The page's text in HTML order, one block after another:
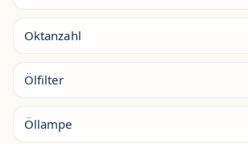
Oktanzahl
Ölfilter
Öllampe